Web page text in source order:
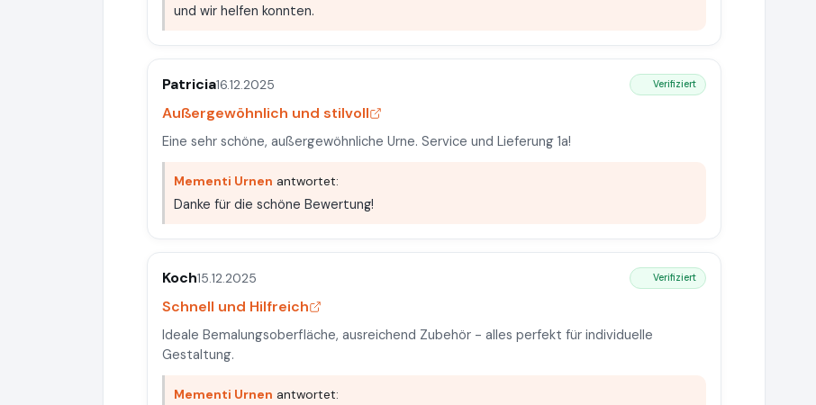
und wir helfen konnten.
Patricia16.12.2025 Verifiziert
Außergewöhnlich und stilvoll
Eine sehr schöne, außergewöhnliche Urne. Service und Lieferung 1a!
Mementi Urnen antwortet:
Danke für die schöne Bewertung!
Koch15.12.2025 Verifiziert
Schnell und Hilfreich
Ideale Bemalungsoberfläche, ausreichend Zubehör - alles perfekt für individuelle
Gestaltung.
Mementi Urnen antwortet: